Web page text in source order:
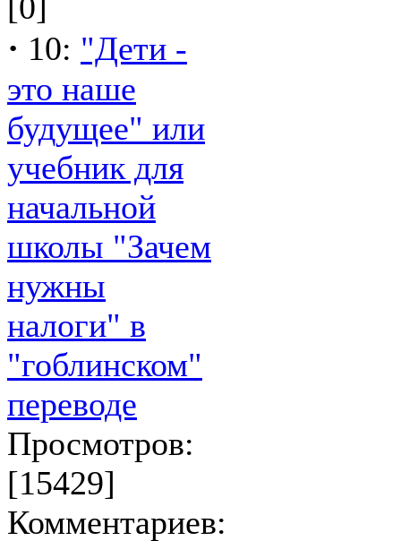
· 10: "Дети -
это наше
будущее" или
учебник для
начальной
школы "Зачем
нужны
налоги" в
"гоблинском"
переводе
Просмотров:
[15429]
Комментариев: